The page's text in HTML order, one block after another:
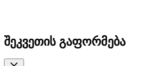
შეკვეთის გაფორმება